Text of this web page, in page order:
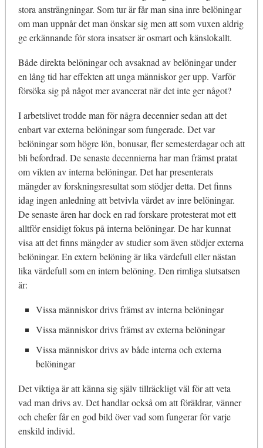
stora ansträngningar. Som tur är får man sina inre belöningar
om man uppnår det man önskar sig men att som vuxen aldrig
ge erkännande för stora insatser är osmart och känslokallt.
Både direkta belöningar och avsaknad av belöningar under
en lång tid har effekten att unga människor ger upp. Varför
försöka sig på något mer avancerat när det inte ger något?
I arbetslivet trodde man för några decennier sedan att det
enbart var externa belöningar som fungerade. Det var
belöningar som högre lön, bonusar, fler semesterdagar och att
bli befordrad. De senaste decennierna har man främst pratat
om vikten av interna belöningar. Det har presenterats
mängder av forskningsresultat som stödjer detta. Det finns
idag ingen anledning att betvivla värdet av inre belöningar.
De senaste åren har dock en rad forskare protesterat mot ett
alltför ensidigt fokus på interna belöningar. De har kunnat
visa att det finns mängder av studier som även stödjer externa
belöningar. En extern belöning är lika värdefull eller nästan
lika värdefull som en intern belöning. Den rimliga slutsatsen
är:
Vissa människor drivs främst av interna belöningar
Vissa människor drivs främst av externa belöningar
Vissa människor drivs av både interna och externa
belöningar
Det viktiga är att känna sig själv tillräckligt väl för att veta
vad man drivs av. Det handlar också om att föräldrar, vänner
och chefer får en god bild över vad som fungerar för varje
enskild individ.